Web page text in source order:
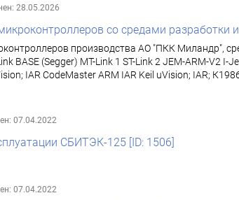
28.05.2026
со средами разработки
производства АО "ПКК Миландр",
BASE (Segger) MT-Link 1 ST-Link 2 JEM-ARM-V2
IAR CodeMaster ARM IAR Keil uVision; IAR;
07.04.2022
СБИТЭК-125 [ID: 1506]
07.04.2022